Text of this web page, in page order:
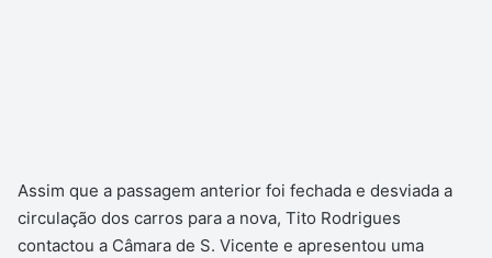
Assim que a passagem anterior foi fechada e desviada a
circulação dos carros para a nova, Tito Rodrigues
contactou a Câmara de S. Vicente e apresentou uma